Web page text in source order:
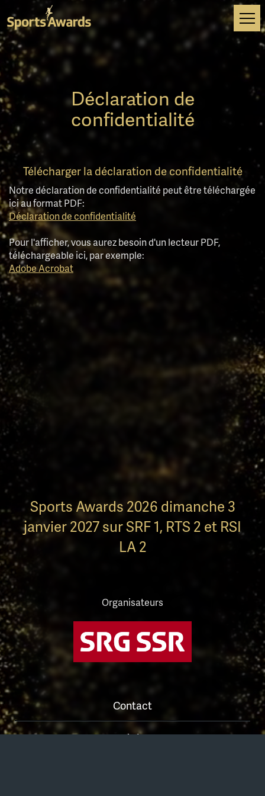
Déclaration de
confidentialité
Télécharger la déclaration de confidentialité
Notre déclaration de confidentialité peut être téléchargée
ici au format PDF:
Déclaration de confidentialité
Pour l'afficher, vous aurez besoin d'un lecteur PDF,
téléchargeable ici, par exemple:
Adobe Acrobat
Sports Awards 2026 dimanche 3
janvier 2027 sur SRF 1, RTS 2 et RSI
LA 2
Organisateurs
Contact
Médias